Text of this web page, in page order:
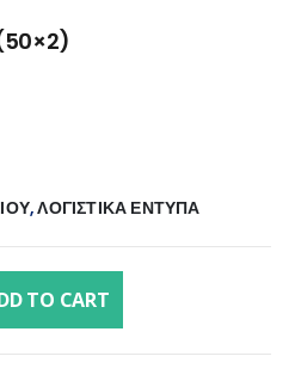
,ΛΟΓΙΣΤΙΚΑ ΕΝΤΥΠΑ
TO CART